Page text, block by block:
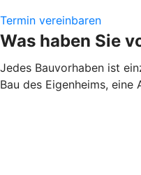
Termin vereinbaren
Was haben Sie
Jedes Bauvorhaben ist
Bau des Eigenheims,